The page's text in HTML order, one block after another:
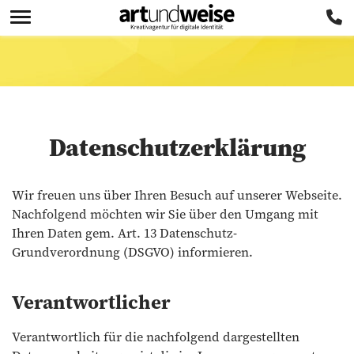
Datenschutzerklärung
Wir freuen uns über Ihren Besuch auf unserer Webseite.
Nachfolgend möchten wir Sie über den Umgang mit
Ihren Daten gem. Art. 13 Datenschutz-
Grundverordnung (DSGVO) informieren.
Verantwortlicher
Verantwortlich für die nachfolgend dargestellten